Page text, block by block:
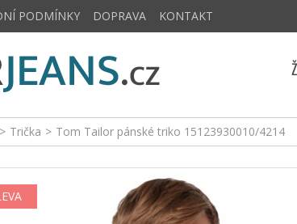
> Trička > Tom Tailor pánské triko 15123930010/4214
PODMÍNKY DOPRAVA KONTAKT